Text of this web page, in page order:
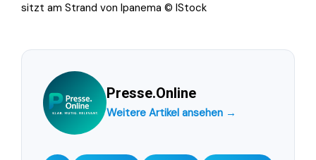
sitzt am Strand von Ipanema © IStock
Presse.Online
Weitere Artikel ansehen →